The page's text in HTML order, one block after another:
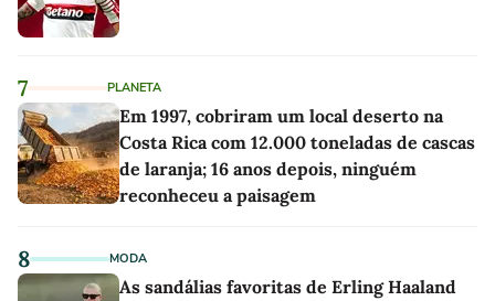
7 PLANETA
Em 1997, cobriram um local deserto na
Costa Rica com 12.000 toneladas de cascas
de laranja; 16 anos depois, ninguém
reconheceu a paisagem
8 MODA
As sandálias favoritas de Erling Haaland